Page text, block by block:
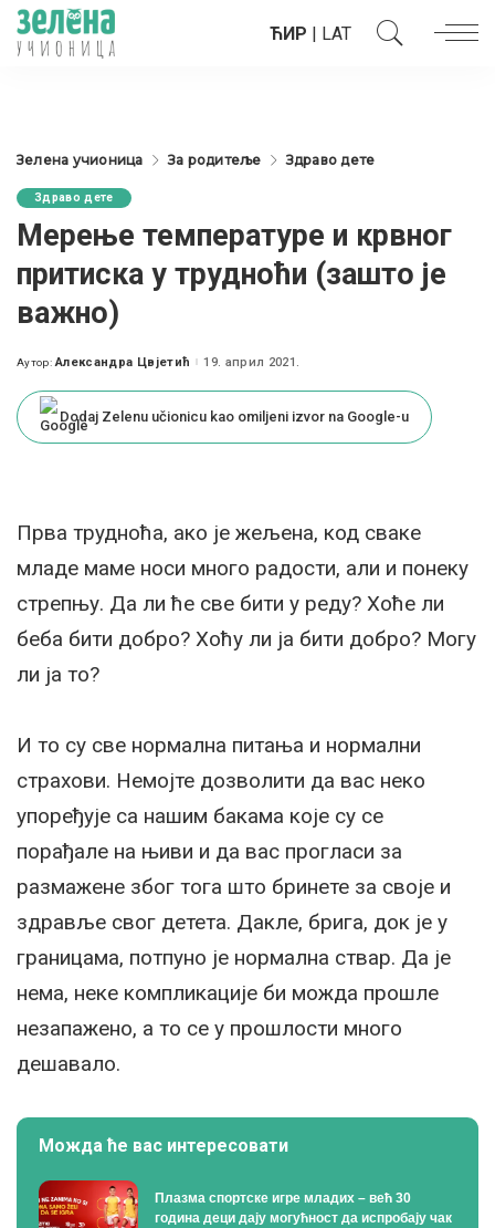
ЋИР | LAT
Зелена учионица За родитеље Здраво дете
Здраво дете
Мерење температуре и крвног
притиска у трудноћи (зашто је
важно)
Posted
Аутор: Александра Цвјетић 19. април 2021.
Dodaj Zelenu učionicu kao omiljeni izvor na Google-u
Прва трудноћа, ако је жељена, код сваке
младе маме носи много радости, али и понеку
стрепњу. Да ли ће све бити у реду? Хоће ли
беба бити добро? Хоћу ли ја бити добро? Могу
ли ја то?
И то су све нормална питања и нормални
страхови. Немојте дозволити да вас неко
упоређује са нашим бакама које су се
порађале на њиви и да вас прогласи за
размажене због тога што бринете за своје и
здравље свог детета. Дакле, брига, док је у
границама, потпуно је нормална ствар. Да је
нема, неке компликације би можда прошле
незапажено, а то се у прошлости много
дешавало.
Можда ће вас интересовати
Плазма спортске игре младих – већ 30
година деци дају могућност да испробају чак